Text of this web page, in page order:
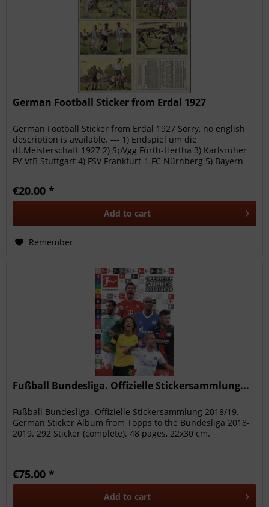
German Football Sticker from Erdal 1927
German Football Sticker from Erdal 1927 Sorry, no english
description is available. --- 1) Endspiel um die
dt.Meisterschaft 1927 2) SpVgg Fürth-Hertha 3) Karlsruher
FV-VfB Stuttgart 4) FSV Frankfurt-1.FC Nürnberg 5) Bayern
€20.00 *
Add to cart
Remember
Fußball Bundesliga. Offizielle Stickersammlung...
Fußball Bundesliga. Offizielle Stickersammlung 2018/19.
German Sticker Album from Topps to the Bundesliga 2018-
2019. 292 Sticker (complete). 48 pages, 22x30 cm.
€75.00 *
Add to cart